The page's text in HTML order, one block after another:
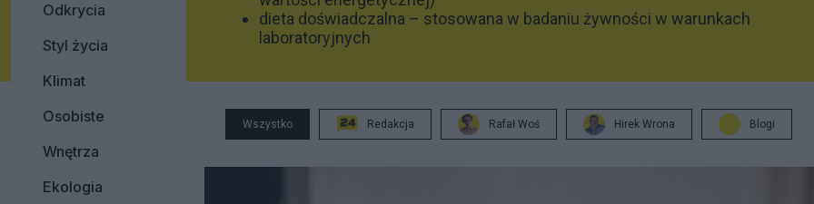
Odkrycia
Styl życia
Klimat
Osobiste
Wnętrza
Ekologia
dieta doświadczalna – stosowana w badaniu żywności w warunkach
laboratoryjnych
Wszystko Redakcja Rafał Woś Hirek Wrona Blogi